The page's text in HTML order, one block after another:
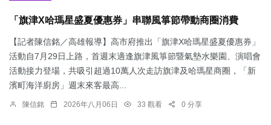
「旗津X哈瑪星盛夏優惠券」串聯風箏節帶動商圈消費
【記者陳信銘／高雄報導】高市府推出「旗津X哈瑪星盛夏優惠券」
活動自7月29日上路，首週末適逢旗津風箏節暨氣墊水樂園、演唱會
活動接力登場，共吸引超過10萬人次走訪旗津及哈瑪星商圈，「新
濱町海洋廚房」週末來客最高...
陳信銘 2026年八月06日 33 觀看 0 分享